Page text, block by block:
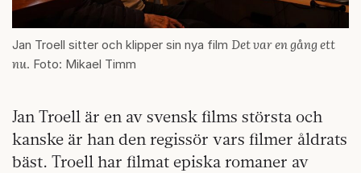
Jan Troell sitter och klipper sin nya film Det var en gång ett
nu. Foto: Mikael Timm
Jan Troell är en av svensk films största och
kanske är han den regissör vars filmer åldrats
bäst. Troell har filmat episka romaner av